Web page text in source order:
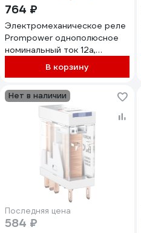
764 ₽
Электромеханическое реле
Prompower однополюсное
номинальный ток 12а,
управление 220vac, pg2r1-s
ac230 PG2R1SAC230
В корзину
Нет в наличии
Последняя цена
584 ₽